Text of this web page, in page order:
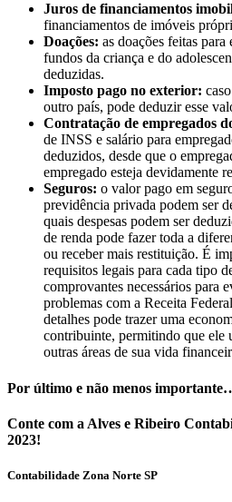
Juros de financiamentos
financiamentos de imóveis
Doações: as doações feitas
fundos da criança e do
deduzidas.
Imposto pago no exterior:
outro país, pode deduzir esse
Contratação de empregados
de INSS e salário para
deduzidos, desde que o
empregado esteja devidamente
Seguros: o valor pago em
previdência privada podem ser
quais despesas podem ser
de renda pode fazer toda a
ou receber mais restituição. É
requisitos legais para cada tipo
comprovantes necessários para
problemas com a Receita
detalhes pode trazer uma
contribuinte, permitindo que ele
outras áreas de sua vida
Por último e não menos
Conte com a Alves e Ribeiro
2023!
Contabilidade Zona Norte SP